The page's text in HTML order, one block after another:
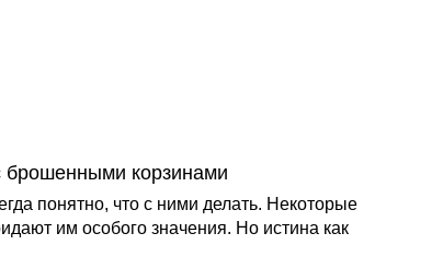
брошенными корзинами
понятно, что с ними делать. Некоторые
им особого значения. Но истина как